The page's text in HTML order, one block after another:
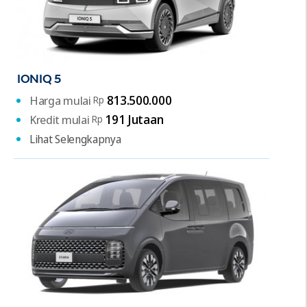
Connectivity
USB-A Multimedia Port
Front & Rear USB-C Charging Port
Smartphone Wireless Charger (kecuali Tipe
Steering Wheel Audio & Bluetooth® Remote
Control
Built-in Satellite Navigation (tipe Prime & N Line)
Style/Prime/N Line)
Speaker Sound
Tipe Active 4 Speaker
Tipe Trend 6 Speaker
Tipe Style/Prime/N-Line 8 Speaker
AC Auto Ventilation Full Automatic Temperature
Control (kecuali Tipe Active)
IONIQ 5
Harga mulai Rp 813.500.000
Kredit mulai Rp 191 Jutaan
Lihat Selengkapnya